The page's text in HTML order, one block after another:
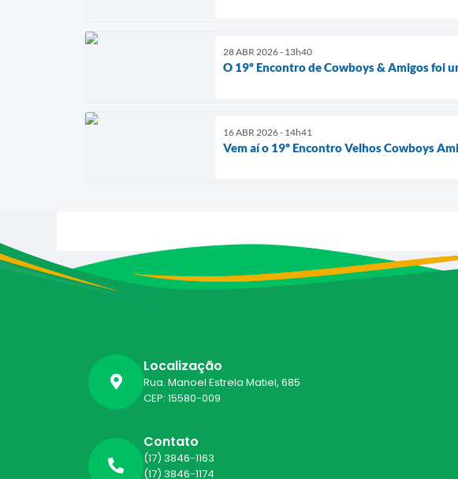
28 ABR 2026 - 13h40
O 19º Encontro de Cowboys & Amigos foi
16 ABR 2026 - 14h41
Vem aí o 19º Encontro Velhos Cowboys
Localização
Rua. Manoel Estrela Matiel, 685
CEP: 15580-009
Contato
(17) 3846-1163
(17) 3846-1174